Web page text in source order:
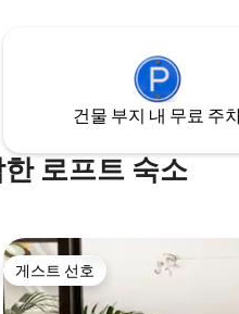
건물 부지 내 무료 주
로프트 숙소
게스트 선호
게스트 선호